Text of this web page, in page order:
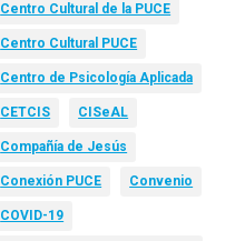
Centro Cultural de la PUCE
Centro Cultural PUCE
Centro de Psicología Aplicada
CETCIS CISeAL
Compañía de Jesús
Conexión PUCE Convenio
COVID-19